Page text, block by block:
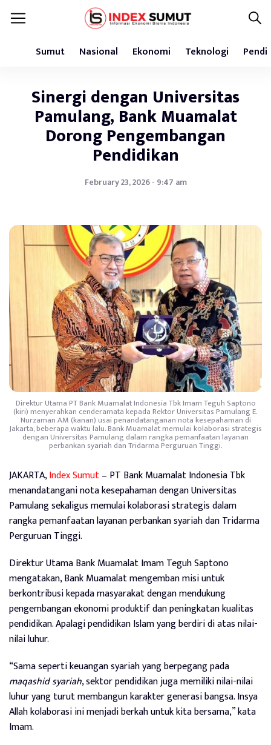
Sumut Nasional Ekonomi Teknologi
Sinergi dengan Universitas
Pamulang, Bank Muamalat
Dorong Pengembangan
Pendidikan
February 23, 2026 - 9:47 am
Direktur Utama PT Bank Muamalat Indonesia Tbk Imam Teguh Saptono
(kiri) menyerahkan cenderamata kepada Rektor Universitas Pamulang E.
Nurzaman AM (kanan) usai penandatanganan nota kesepahaman di
Jakarta, beberapa waktu lalu. Bank Muamalat memulai kolaborasi strategis
dengan Universitas Pamulang dalam rangka pemanfaatan layanan
perbankan syariah dan Tridarma Perguruan Tinggi.
JAKARTA,Index Sumut– PT Bank Muamalat Indonesia Tbk
menandatangani nota kesepahaman dengan Universitas
Pamulang sekaligus memulai kolaborasi strategis dalam
rangka pemanfaatan layanan perbankan syariah dan Tridarma
Perguruan Tinggi.
Direktur Utama Bank Muamalat Imam Teguh Saptono
mengatakan, Bank Muamalat mengemban misi untuk
berkontribusi kepada masyarakat dengan mendukung
pengembangan ekonomi produktif dan peningkatan kualitas
pendidikan. Apalagi pendidikan Islam yang berdiri di atas nilai-
nilai luhur.
“Sama seperti keuangan syariah yang berpegang pada
maqashid syariah, sektor pendidikan juga memiliki nilai-nilai
luhur yang turut membangun karakter generasi bangsa. Insya
Allah kolaborasi ini menjadi berkah untuk kita bersama,” kata
Imam.